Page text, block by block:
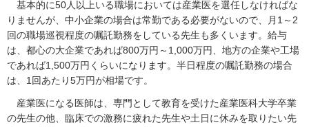
基本的に50人以上いる職場においては産業医を選任しなければな
りませんが、中小企業の場合は常勤である必要がないので、月1～2
回の職場巡視程度の嘱託勤務をしている先生も多くいます。給与
は、都心の大企業であれば800万円～1,000万円、地方の企業や工場
であれば1,500万円くらいになります。半日程度の嘱託勤務の場合
は、1回あたり5万円が相場です。
産業医になる医師は、専門として教育を受けた産業医科大学卒業
の先生の他、臨床での激務に疲れた先生や土日に休みを取りたい先